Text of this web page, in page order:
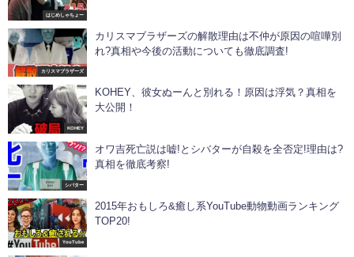
はじめしゃちょー
カリスマブラザーズ
カリスマブラザーズの解散理由は不仲が原因の喧嘩別
れ?真相や今後の活動についても徹底調査!
KOHEY
KOHEY、彼女ぬーんと別れる！原因は浮気？真相を
大公開！
シバター
オワ吉死亡説は嘘!とシバターが自殺を全否定!理由は?
真相を徹底考察!
YouTube
2015年おもしろ&癒し系YouTube動物動画ランキング
TOP20!